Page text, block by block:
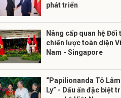
phát triển
Nâng cấp quan hệ Đối
chiến lược toàn diện
Nam - Singapore
“Papilionanda Tô
Ly” - Dấu ấn đặc biệt